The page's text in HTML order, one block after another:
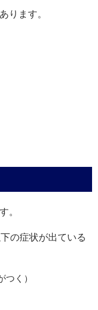
ります。
。
の症状が出ている
つく）